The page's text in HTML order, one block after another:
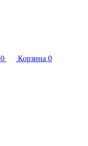
0 Корзина 0